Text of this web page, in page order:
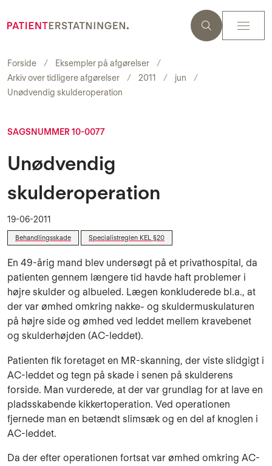
Forside
Eksempler på afgørelser
Arkiv over tidligere afgørelser
2011
jun
Unødvendig skulderoperation
SAGSNUMMER 10-0077
Unødvendig
skulderoperation
19-06-2011
Behandlingsskade Specialistreglen KEL §20
En 49-årig mand blev undersøgt på et privathospital, da
patienten gennem længere tid havde haft problemer i
højre skulder og albueled. Lægen konkluderede bl.a., at
der var ømhed omkring nakke- og skuldermuskulaturen
på højre side og ømhed ved leddet mellem kravebenet
og skulderhøjden (AC-leddet).
Patienten fik foretaget en MR-skanning, der viste slidgigt i
AC-leddet og tegn på skade i senen på skulderens
forside. Man vurderede, at der var grundlag for at lave en
pladsskabende kikkertoperation. Ved operationen
fjernede man en betændt slimsæk og en del af knoglen i
AC-leddet.
Da der efter operationen fortsat var ømhed omkring AC-